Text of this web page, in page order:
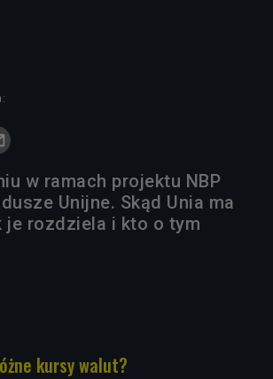
w ramach projektu NBP
Unijne. Skąd Unia ma
je rozdziela i kto o tym
kursy walut?